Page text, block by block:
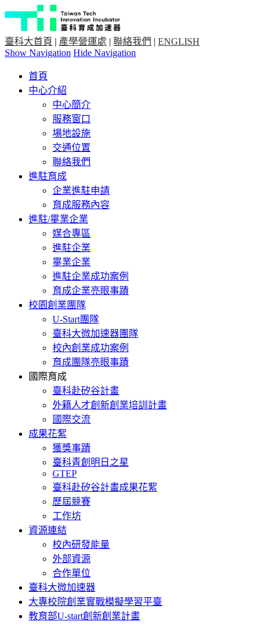
臺科大首頁 | 產學營運處 | 聯絡我們 | ENGLISH
Show Navigation Hide Navigation
首頁
中心介紹
中心簡介
服務窗口
場地設施
交通位置
聯絡我們
進駐育成
企業進駐申請
育成服務內容
進駐/畢業企業
媒合專區
進駐企業
畢業企業
進駐企業成功案例
育成企業亮眼事蹟
校園創業團隊
U-Start團隊
臺科大微加速器團隊
校內創業成功案例
育成團隊亮眼事蹟
國際育成
臺科赴矽谷計畫
外籍人才創新創業培訓計畫
國際交流
成果花絮
獲獎事蹟
臺科青創明日之星
GTEP
臺科赴矽谷計畫成果花絮
歷屆競賽
工作坊
資源連結
校內研發能量
外部資源
合作單位
臺科大微加速器
大專校院創業實戰模擬學習平臺
教育部U-start創新創業計畫